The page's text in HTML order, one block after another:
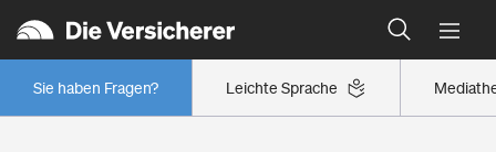
Leichte Sprache
Sie haben Fragen?
Wer versichert was: Jetzt Versicherer finden
Regionalklassen: So ist Ihre Region eingestuft
Wer versichert was: Jetzt Versicherer finden